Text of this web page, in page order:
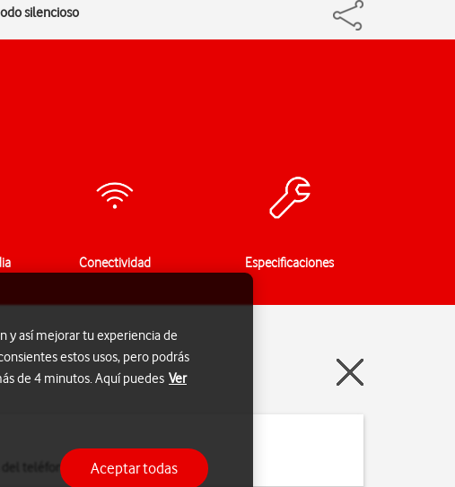
silencioso
Conectividad Especificaciones
teléfono.
y así mejorar tu experiencia de
estos usos, pero podrás
de 4 minutos. Aquí puedes Ver
Aceptar todas